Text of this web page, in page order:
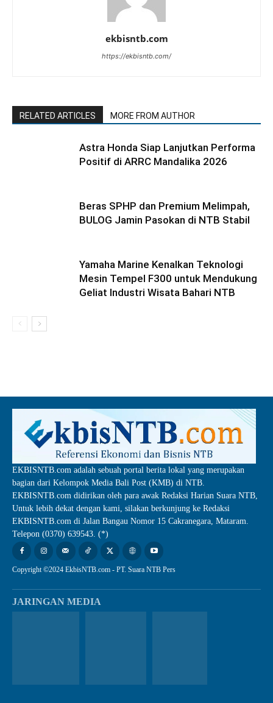
ekbisntb.com
https://ekbisntb.com/
RELATED ARTICLES MORE FROM AUTHOR
Astra Honda Siap Lanjutkan Performa
Positif di ARRC Mandalika 2026
Beras SPHP dan Premium Melimpah,
BULOG Jamin Pasokan di NTB Stabil
Yamaha Marine Kenalkan Teknologi
Mesin Tempel F300 untuk Mendukung
Geliat Industri Wisata Bahari NTB
EKBISNTB.com adalah sebuah portal berita lokal yang merupakan
bagian dari Kelompok Media Bali Post (KMB) di NTB.
EKBISNTB.com didirikan oleh para awak Redaksi Harian Suara NTB,
Untuk lebih dekat dengan kami, silakan berkunjung ke Redaksi
EKBISNTB.com di Jalan Bangau Nomor 15 Cakranegara, Mataram.
Telepon (0370) 639543. (*)
Copyright ©2024 EkbisNTB.com - PT. Suara NTB Pers
JARINGAN MEDIA